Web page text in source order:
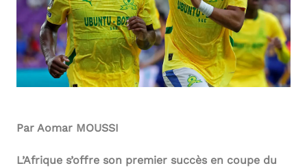
Par Aomar MOUSSI
L’Afrique s’offre son premier succès en coupe du